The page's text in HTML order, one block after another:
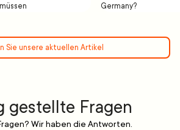
Germany?
Sie unsere aktuellen Artikel
gestellte Fragen
Wir haben die Antworten.